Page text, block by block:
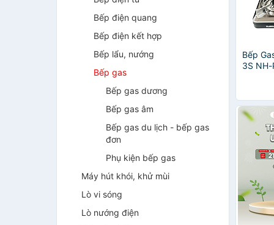
Bếp điện quang
Bếp điện kết hợp
Bếp lẩu, nướng
Bếp gas
Bếp gas dương
Bếp gas âm
Bếp gas du lịch - bếp gas
đơn
Phụ kiện bếp gas
Máy hút khói, khử mùi
Lò vi sóng
Lò nướng điện
Bếp
3S
Suất
kcal/
Hãng